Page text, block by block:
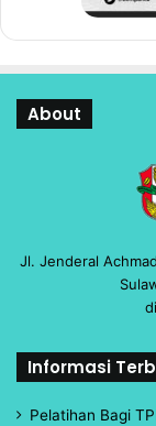
About
Jl. Jenderal
Informasi
Pelatihan Bagi